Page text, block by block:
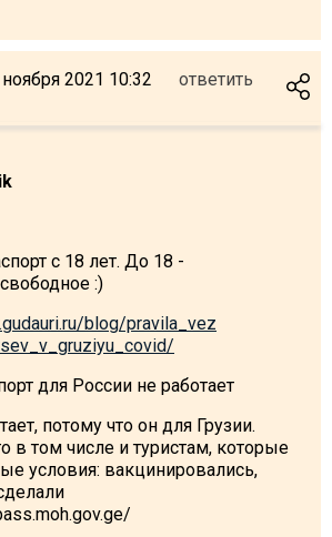
2021 10:32 ответить
с 18 лет. До 18 -
:)
blog/pravila_vez
для России не работает
потому что он для Грузии.
в том числе и туристам, которые
условия: вакцинировались,